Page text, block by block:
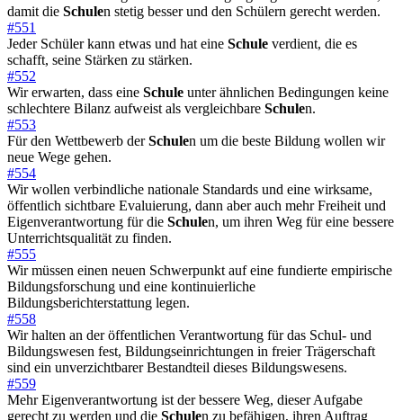
damit die Schulen stetig besser und den Schülern gerecht werden.
#551
Jeder Schüler kann etwas und hat eine Schule verdient, die es
schafft, seine Stärken zu stärken.
#552
Wir erwarten, dass eine Schule unter ähnlichen Bedingungen keine
schlechtere Bilanz aufweist als vergleichbare Schulen.
#553
Für den Wettbewerb derSchulen um die beste Bildung wollen wir
neue Wege gehen.
#554
Wir wollen verbindliche nationale Standards und eine wirksame,
öffentlich sichtbare Evaluierung, dann aber auch mehr Freiheit und
Eigenverantwortung für die Schulen, um ihren Weg für eine bessere
Unterrichtsqualität zu finden.
#555
Wir müssen einen neuen Schwerpunkt auf eine fundierte empirische
Bildungsforschung und eine kontinuierliche
Bildungsberichterstattung legen.
#558
Wir halten an der öffentlichen Verantwortung für das Schul- und
Bildungswesen fest, Bildungseinrichtungen in freier Trägerschaft
sind ein unverzichtbarer Bestandteil dieses Bildungswesens.
#559
Mehr Eigenverantwortung ist der bessere Weg, dieser Aufgabe
gerecht zu werden und die Schulen zu befähigen, ihren Auftrag